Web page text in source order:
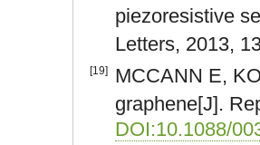
piezoresistive
Letters, 2013,
[19]
MCCANN E,
graphene[J].
DOI:10.1088/